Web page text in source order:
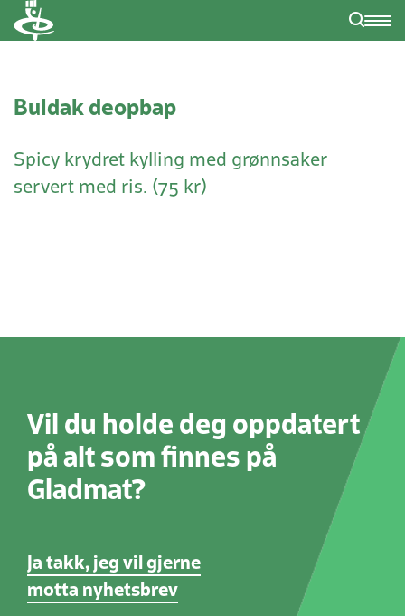
Buldak deopbap
Spicy krydret kylling med grønnsaker
servert med ris. (75 kr)
Vil du holde deg oppdatert
på alt som finnes på
Gladmat?
Ja takk, jeg vil gjerne
motta nyhetsbrev